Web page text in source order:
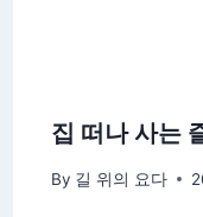
집 떠나 사는
By 길 위의 요다